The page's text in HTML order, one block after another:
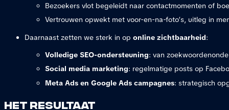
Bezoekers vlot begeleidt naar contactmomenten of
Vertrouwen opwekt met voor-en-na-foto’s, uitleg in
Daarnaast zetten we sterk in op online zichtbaarheid:
Volledige SEO-ondersteuning: van
Social media marketing: regelmatige posts op
Meta Ads en Google Ads campagnes: strategisch
Het resultaat